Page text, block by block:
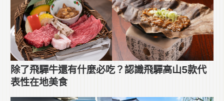
除了飛驒牛還有什麼必吃？認識飛驒高山5款代
表性在地美食